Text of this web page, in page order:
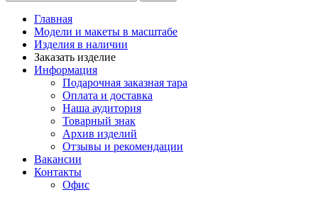
Главная
Модели и макеты в масштабе
Изделия в наличии
Заказать изделие
Информация
Подарочная заказная тара
Оплата и доставка
Наша аудитория
Товарный знак
Архив изделий
Отзывы и рекомендации
Вакансии
Контакты
Офис